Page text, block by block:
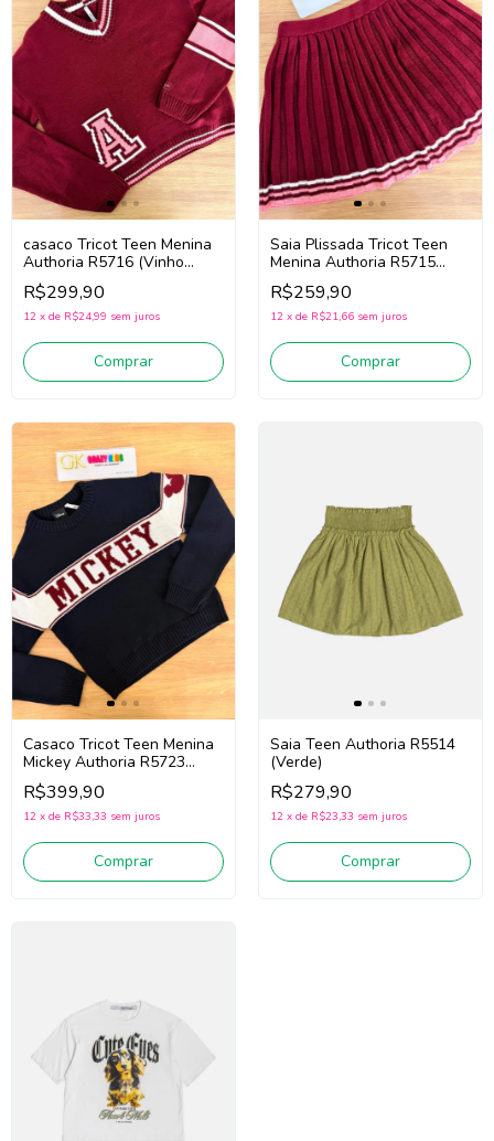
casaco Tricot Teen Menina
Authoria R5716 (Vinho
Bordô)
R$299,90
12 x de R$24,99 sem juros
Comprar
Saia Plissada Tricot Teen
Menina Authoria R5715
(Vinho Bordô)
R$259,90
12 x de R$21,66 sem juros
Comprar
Casaco Tricot Teen Menina
Mickey Authoria R5723
(Marinho)
R$399,90
12 x de R$33,33 sem juros
Comprar
Saia Teen Authoria R5514
(Verde)
R$279,90
12 x de R$23,33 sem juros
Comprar